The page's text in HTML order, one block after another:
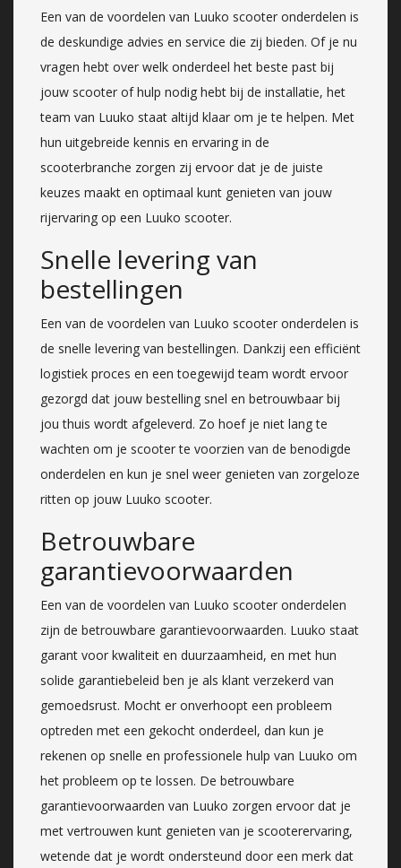
Een van de voordelen van Luuko scooter onderdelen is
de deskundige advies en service die zij bieden. Of je nu
vragen hebt over welk onderdeel het beste past bij
jouw scooter of hulp nodig hebt bij de installatie, het
team van Luuko staat altijd klaar om je te helpen. Met
hun uitgebreide kennis en ervaring in de
scooterbranche zorgen zij ervoor dat je de juiste
keuzes maakt en optimaal kunt genieten van jouw
rijervaring op een Luuko scooter.
Snelle levering van
bestellingen
Een van de voordelen van Luuko scooter onderdelen is
de snelle levering van bestellingen. Dankzij een efficiënt
logistiek proces en een toegewijd team wordt ervoor
gezorgd dat jouw bestelling snel en betrouwbaar bij
jou thuis wordt afgeleverd. Zo hoef je niet lang te
wachten om je scooter te voorzien van de benodigde
onderdelen en kun je snel weer genieten van zorgeloze
ritten op jouw Luuko scooter.
Betrouwbare
garantievoorwaarden
Een van de voordelen van Luuko scooter onderdelen
zijn de betrouwbare garantievoorwaarden. Luuko staat
garant voor kwaliteit en duurzaamheid, en met hun
solide garantiebeleid ben je als klant verzekerd van
gemoedsrust. Mocht er onverhoopt een probleem
optreden met een gekocht onderdeel, dan kun je
rekenen op snelle en professionele hulp van Luuko om
het probleem op te lossen. De betrouwbare
garantievoorwaarden van Luuko zorgen ervoor dat je
met vertrouwen kunt genieten van je scooterervaring,
wetende dat je wordt ondersteund door een merk dat